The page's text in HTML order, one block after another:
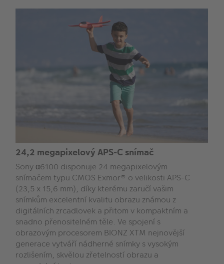
24,2 megapixelový APS-C snímač
Sony α6100 disponuje 24 megapixelovým
snímačem typu CMOS Exmor® o velikosti APS-C
(23,5 x 15,6 mm), díky kterému zaručí vašim
snímkům excelentní kvalitu obrazu známou z
digitálních zrcadlovek a přitom v kompaktním a
snadno přenositelném těle. Ve spojení s
obrazovým procesorem BIONZ XTM nejnovější
generace vytváří nádherné snímky s vysokým
rozlišením, skvělou zřetelností obrazu a